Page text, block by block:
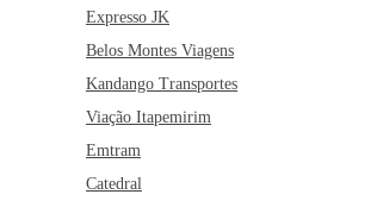
Expresso JK
Belos Montes Viagens
Kandango Transportes
Viação Itapemirim
Emtram
Catedral